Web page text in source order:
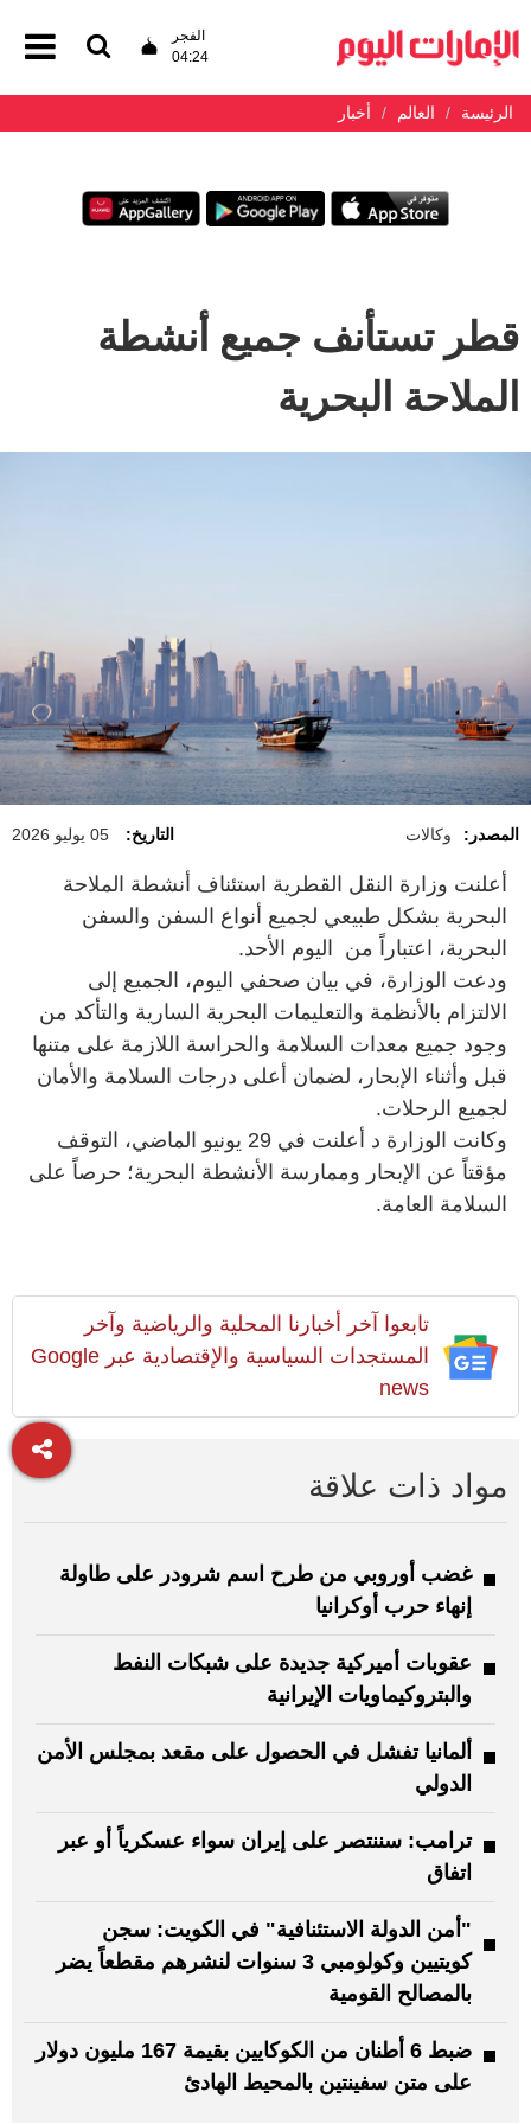
الفجر
04:24
الرئيسة العالم أخبار
قطر تستأنف جميع أنشطة
الملاحة البحرية
المصدر: وكالات التاريخ: 05 يوليو 2026
أعلنت وزارة النقل القطرية استئناف أنشطة الملاحة
البحرية بشكل طبيعي لجميع أنواع السفن والسفن
البحرية، اعتباراً من اليوم الأحد.
ودعت الوزارة، في بيان صحفي اليوم، الجميع إلى
الالتزام بالأنظمة والتعليمات البحرية السارية والتأكد من
وجود جميع معدات السلامة والحراسة اللازمة على متنها
قبل وأثناء الإبحار، لضمان أعلى درجات السلامة والأمان
لجميع الرحلات.
وكانت الوزارة د أعلنت في 29 يونيو الماضي، التوقف
مؤقتاً عن الإبحار وممارسة الأنشطة البحرية؛ حرصاً على
السلامة العامة.
تابعوا آخر أخبارنا المحلية والرياضية وآخر
المستجدات السياسية والإقتصادية عبر Google
news
مواد ذات علاقة
غضب أوروبي من طرح اسم شرودر على طاولة
إنهاء حرب أوكرانيا
عقوبات أميركية جديدة على شبكات النفط
والبتروكيماويات الإيرانية
ألمانيا تفشل في الحصول على مقعد بمجلس الأمن
الدولي
ترامب: سننتصر على إيران سواء عسكرياً أو عبر
اتفاق
"أمن الدولة الاستئنافية" في الكويت: سجن
كويتيين وكولومبي 3 سنوات لنشرهم مقطعاً يضر
بالمصالح القومية
ضبط 6 أطنان من الكوكايين بقيمة 167 مليون دولار
على متن سفينتين بالمحيط الهادئ